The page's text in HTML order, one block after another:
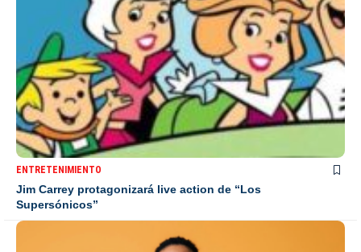
ENTRETENIMIENTO
Jim Carrey protagonizará live action de “Los
Supersónicos”